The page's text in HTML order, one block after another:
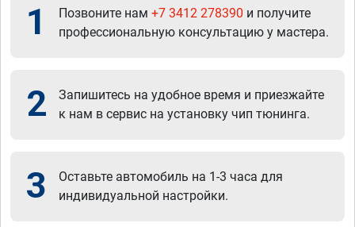
1 Позвоните нам +7 3412 278390 и получите
профессиональную консультацию у мастера.
2
Запишитесь на удобное время и приезжайте
к нам в сервис на установку чип тюнинга.
3
Оставьте автомобиль на 1-3 часа для
индивидуальной настройки.